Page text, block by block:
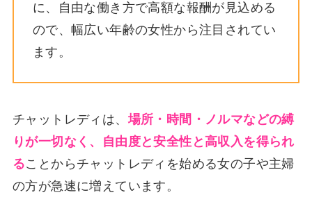
に、自由な働き方で高額な報酬が見込める
ので、幅広い年齢の女性から注目されてい
ます。
チャットレディは、場所・時間・ノルマなどの縛
りが一切なく、自由度と安全性と高収入を得られ
ることからチャットレディを始める女の子や主婦
の方が急速に増えています。